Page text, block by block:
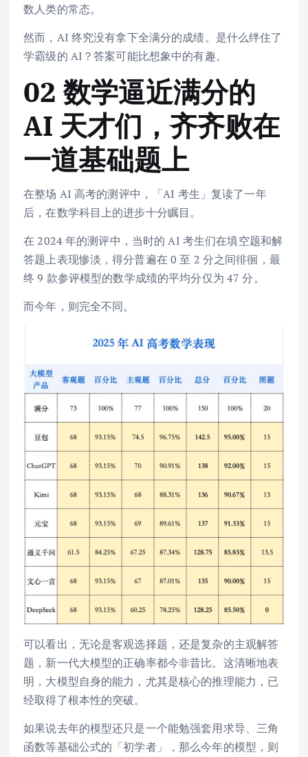
数人类的常态。
然而，AI 终究没有拿下全满分的成绩。是什么绊住了
学霸级的 AI？答案可能比想象中的有趣。
02 数学逼近满分的
AI 天才们，齐齐败在
一道基础题上
在整场 AI 高考的测评中，「AI 考生」复读了一年
后，在数学科目上的进步十分瞩目。
在 2024 年的测评中，当时的 AI 考生们在填空题和解
答题上表现惨淡，得分普遍在 0 至 2 分之间徘徊，最
终 9 款参评模型的数学成绩的平均分仅为 47 分。
而今年，则完全不同。
可以看出，无论是客观选择题，还是复杂的主观解答
题，新一代大模型的正确率都今非昔比。这清晰地表
明，大模型自身的能力，尤其是核心的推理能力，已
经取得了根本性的突破。
如果说去年的模型还只是一个能勉强套用求导、三角
函数等基础公式的「初学者」，那么今年的模型，则